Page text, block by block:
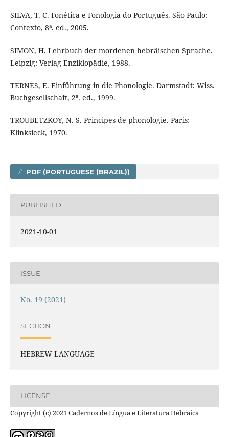
SILVA, T. C. Fonética e Fonologia do Português. São Paulo:
Contexto, 8ª. ed., 2005.
SIMON, H. Lehrbuch der mordenen hebräischen Sprache.
Leipzig: Verlag Enziklopädie, 1988.
TERNES, E. Einführung in die Phonologie. Darmstadt: Wiss.
Buchgesellschaft, 2ª. ed., 1999.
TROUBETZKOY, N. S. Principes de phonologie. Paris:
Klinksieck, 1970.
PDF (PORTUGUESE (BRAZIL))
PUBLISHED
2021-10-01
ISSUE
No. 19 (2021)
SECTION
HEBREW LANGUAGE
LICENSE
Copyright (c) 2021 Cadernos de Língua e Literatura Hebraica